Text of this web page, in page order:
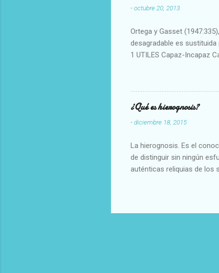
-octubre 20, 2013
Ortega y Gasset
desagradable es
1 UTILES Capaz-Incapaz
Aproximado Evidente-
Escrupuloso-Relajado
Armonioso-Inarmonioso 4
¿Qué es hierognosis?
-diciembre 18, 2015
La hierognosis. Es el
de distinguir sin ningún
auténticas reliquias de los